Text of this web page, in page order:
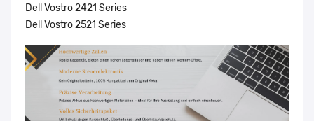
Dell Vostro 2421 Series
Dell Vostro 2521 Series